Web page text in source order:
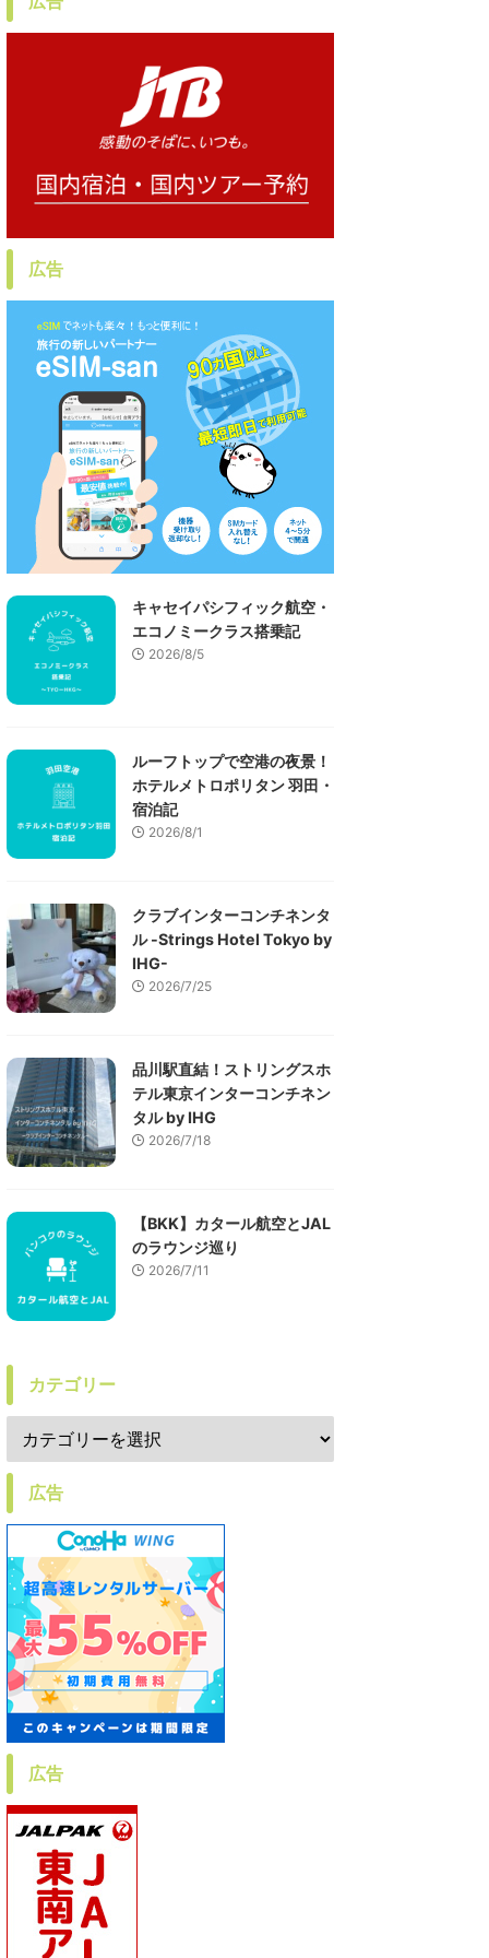
広告
キャセイパシフィック航空・
エコノミークラス搭乗記
2026/8/5
ルーフトップで空港の夜景！
ホテルメトロポリタン 羽田・
宿泊記
2026/8/1
クラブインターコンチネンタ
ル -Strings Hotel Tokyo by
IHG-
2026/7/25
品川駅直結！ストリングスホ
テル東京インターコンチネン
タル by IHG
2026/7/18
【BKK】カタール航空とJAL
のラウンジ巡り
2026/7/11
カテゴリー
広告
広告